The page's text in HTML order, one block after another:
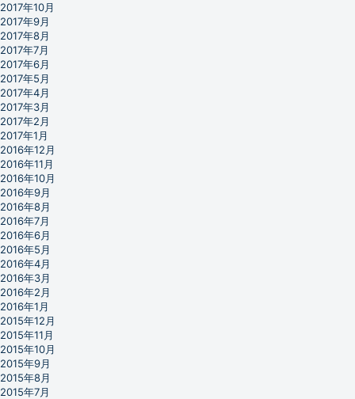
2017年10月
2017年9月
2017年8月
2017年7月
2017年6月
2017年5月
2017年4月
2017年3月
2017年2月
2017年1月
2016年12月
2016年11月
2016年10月
2016年9月
2016年8月
2016年7月
2016年6月
2016年5月
2016年4月
2016年3月
2016年2月
2016年1月
2015年12月
2015年11月
2015年10月
2015年9月
2015年8月
2015年7月